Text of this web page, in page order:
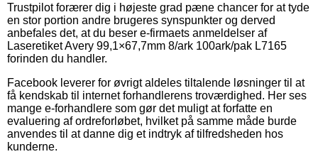
Trustpilot forærer dig i højeste grad pæne chancer for at tyde
en stor portion andre brugeres synspunkter og derved
anbefales det, at du beser e-firmaets anmeldelser af
Laseretiket Avery 99,1×67,7mm 8/ark 100ark/pak L7165
forinden du handler.
Facebook leverer for øvrigt aldeles tiltalende løsninger til at
få kendskab til internet forhandlerens troværdighed. Her ses
mange e-forhandlere som gør det muligt at forfatte en
evaluering af ordreforløbet, hvilket på samme måde burde
anvendes til at danne dig et indtryk af tilfredsheden hos
kunderne.